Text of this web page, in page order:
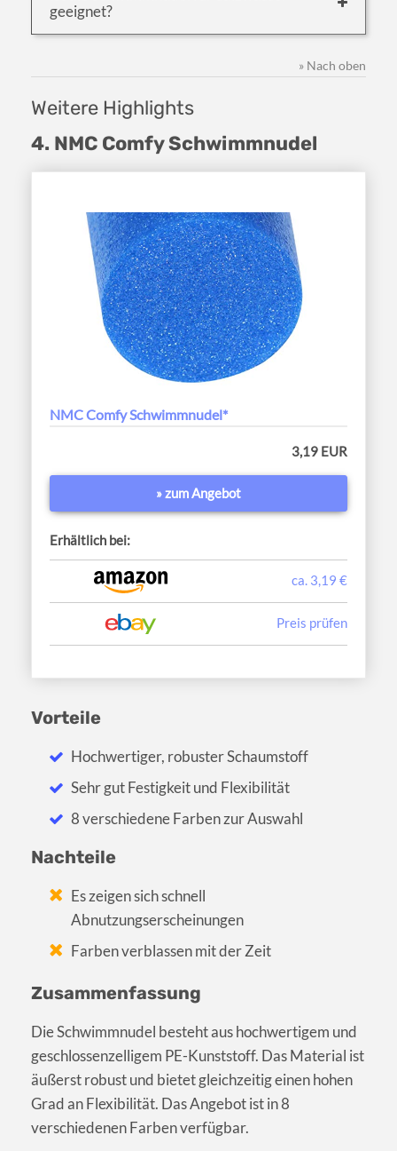
geeignet?
» Nach oben
Weitere Highlights
4. NMC Comfy Schwimmnudel
NMC Comfy Schwimmnudel*
3,19 EUR
» zum Angebot
Erhältlich bei:
ca. 3,19 €
Preis prüfen
Vorteile
Hochwertiger, robuster Schaumstoff
Sehr gut Festigkeit und Flexibilität
8 verschiedene Farben zur Auswahl
Nachteile
Es zeigen sich schnell
Abnutzungserscheinungen
Farben verblassen mit der Zeit
Zusammenfassung
Die Schwimmnudel besteht aus hochwertigem und
geschlossenzelligem PE-Kunststoff. Das Material ist
äußerst robust und bietet gleichzeitig einen hohen
Grad an Flexibilität. Das Angebot ist in 8
verschiedenen Farben verfügbar.